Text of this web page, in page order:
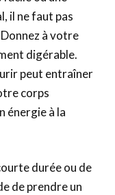
il ne faut pas
à votre
digérable.
peut entraîner
corps
énergie à la
durée ou de
de prendre un